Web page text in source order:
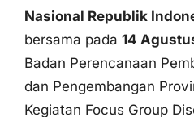
bersama pada14
Badan Perencanaan
dan Pengembangan
Kegiatan Focus Group
mengindentifikasi Potensi